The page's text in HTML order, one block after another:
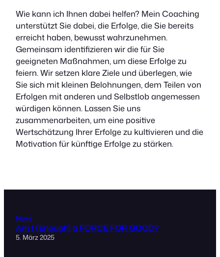
Wie kann ich Ihnen dabei helfen? Mein Coaching
unterstützt Sie dabei, die Erfolge, die Sie bereits
erreicht haben, bewusst wahrzunehmen.
Gemeinsam identifizieren wir die für Sie
geeigneten Maßnahmen, um diese Erfolge zu
feiern. Wir setzen klare Ziele und überlegen, wie
Sie sich mit kleinen Belohnungen, dem Teilen von
Erfolgen mit anderen und Selbstlob angemessen
würdigen können. Lassen Sie uns
zusammenarbeiten, um eine positive
Wertschätzung Ihrer Erfolge zu kultivieren und die
Motivation für künftige Erfolge zu stärken.
News
Am I (Enough) a FORCE FOR GOOD?
5. März 2025